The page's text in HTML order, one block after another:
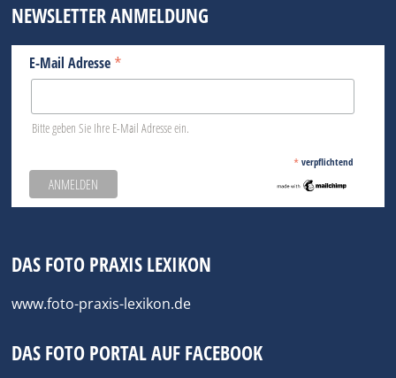
NEWSLETTER ANMELDUNG
E-Mail Adresse *
Bitte geben Sie Ihre E-Mail Adresse ein.
* verpflichtend
DAS FOTO PRAXIS LEXIKON
www.foto-praxis-lexikon.de
DAS FOTO PORTAL AUF FACEBOOK